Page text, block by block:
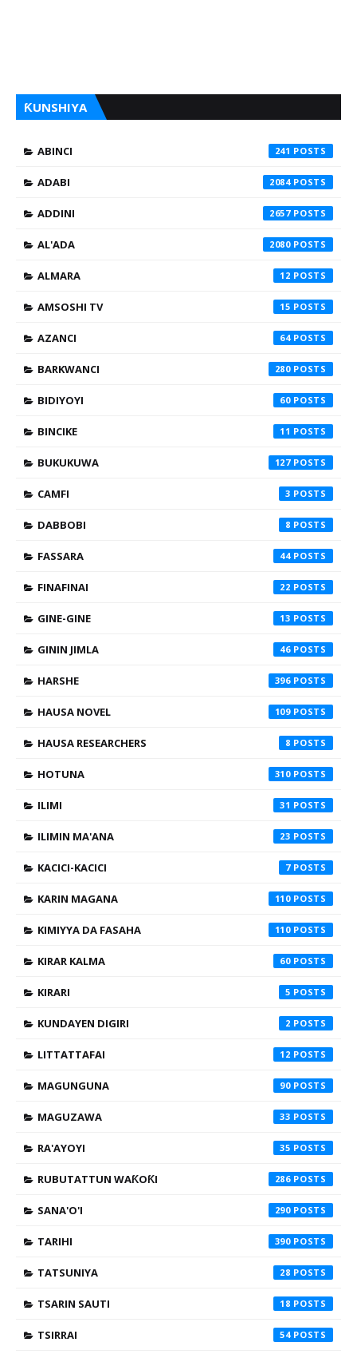
ƘUNSHIYA
ABINCI 241
ADABI 2084
ADDINI 2657
AL'ADA 2080
ALMARA 12
AMSOSHI TV 15
AZANCI 64
BARKWANCI 280
BIDIYOYI 60
BINCIKE 11
BUKUKUWA 127
CAMFI 3
DABBOBI 8
FASSARA 44
FINAFINAI 22
GINE-GINE 13
GININ JIMLA 46
HARSHE 396
HAUSA NOVEL 109
HAUSA RESEARCHERS 8
HOTUNA 310
ILIMI 31
ILIMIN MA'ANA 23
KACICI-KACICI 7
KARIN MAGANA 110
KIMIYYA DA FASAHA 110
KIRAR KALMA 60
KIRARI 5
KUNDAYEN DIGIRI 2
LITTATTAFAI 12
MAGUNGUNA 90
MAGUZAWA 33
RA'AYOYI 35
RUBUTATTUN WAƘOƘI 286
SANA'O'I 290
TARIHI 390
TATSUNIYA 28
TSARIN SAUTI 18
TSIRRAI 54